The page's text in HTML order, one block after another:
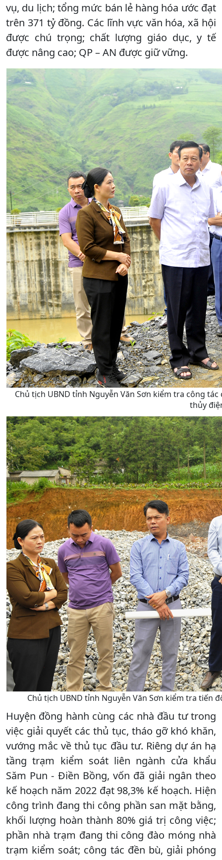
vụ, du lịch; tổng mức bán lẻ hàng hóa ước đạt
trên 371 tỷ đồng. Các lĩnh vực văn hóa, xã hội
được chú trọng; chất lượng giáo dục, y tế
được nâng cao; QP – AN được giữ vững.
Chủ tịch UBND tỉnh Nguyễn Văn Sơn kiểm tra công
thủy
Chủ tịch UBND tỉnh Nguyễn Văn Sơn kiểm tra tiến
Huyện đồng hành cùng các nhà đầu tư trong
việc giải quyết các thủ tục, tháo gỡ khó khăn,
vướng mắc về thủ tục đầu tư. Riêng dự án hạ
tầng trạm kiểm soát liên ngành cửa khẩu
Săm Pun - Điền Bồng, vốn đã giải ngân theo
kế hoạch năm 2022 đạt 98,3% kế hoạch. Hiện
công trình đang thi công phần san mặt bằng,
khối lượng hoàn thành 80% giá trị công việc;
phần nhà trạm đang thi công đào móng nhà
trạm kiểm soát; công tác đền bù, giải phóng